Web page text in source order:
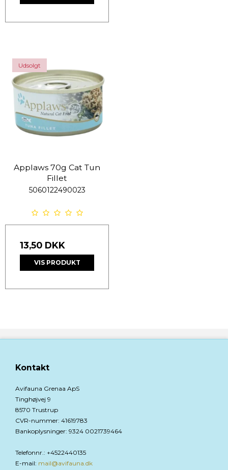
Udsolgt
Applaws 70g Cat Tun
Fillet
5060122490023
13,50 DKK
VIS PRODUKT
Kontakt
Avifauna Grenaa ApS
Tinghøjvej 9
8570 Trustrup
CVR-nummer: 41619783
Bankoplysninger: 9324 0021739464
Telefonnr.: +4522440135
E-mail: mail@avifauna.dk